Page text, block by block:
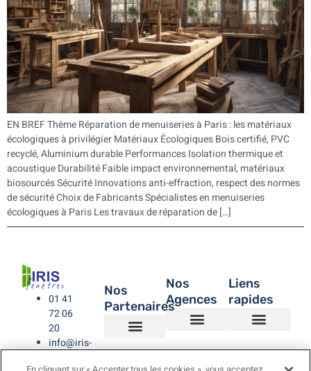
EN BREF Thème Réparation de menuiseries à Paris : les matériaux
écologiques à privilégier Matériaux Écologiques Bois certifié, PVC
recyclé, Aluminium durable Performances Isolation thermique et
acoustique Durabilité Faible impact environnemental, matériaux
biosourcés Sécurité Innovations anti-effraction, respect des normes
de sécurité Choix de Fabricants Spécialistes en menuiseries
écologiques à Paris Les travaux de réparation de […]
01 41
72 06
20
info@iris-
Nos
Partenaires
Nos
Agences
Liens
rapides